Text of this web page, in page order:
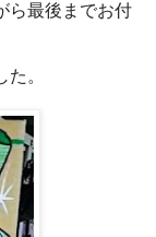
ら最後までお付
。